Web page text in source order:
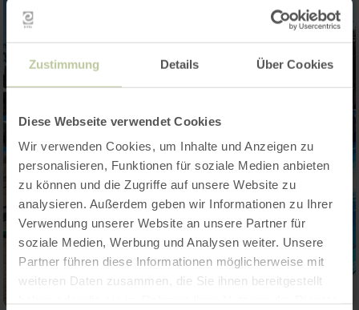
Zustimmung Details Über Cookies
Diese Webseite verwendet Cookies
Wir verwenden Cookies, um Inhalte und Anzeigen zu
personalisieren, Funktionen für soziale Medien anbieten
zu können und die Zugriffe auf unsere Website zu
analysieren. Außerdem geben wir Informationen zu Ihrer
Verwendung unserer Website an unsere Partner für
soziale Medien, Werbung und Analysen weiter. Unsere
Partner führen diese Informationen möglicherweise mit
weiteren Daten zusammen, die Sie ihnen bereitgestellt